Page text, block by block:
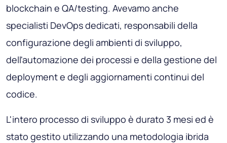
blockchain e QA/testing. Avevamo anche
specialisti DevOps dedicati, responsabili della
configurazione degli ambienti di sviluppo,
dell'automazione dei processi e della gestione del
deployment e degli aggiornamenti continui del
codice.
L'intero processo di sviluppo è durato 3 mesi ed è
stato gestito utilizzando una metodologia ibrida